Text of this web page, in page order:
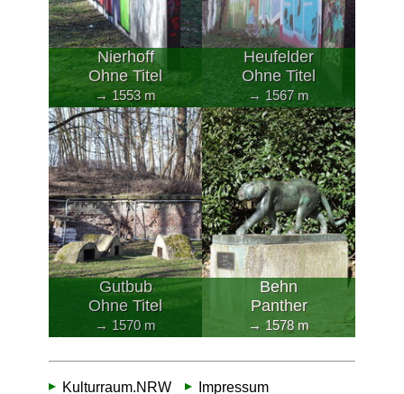
Nierhoff
Ohne Titel
→ 1553 m
Heufelder
Ohne Titel
→ 1567 m
Gutbub
Ohne Titel
→ 1570 m
Behn
Panther
→ 1578 m
Kulturraum.NRW Impressum